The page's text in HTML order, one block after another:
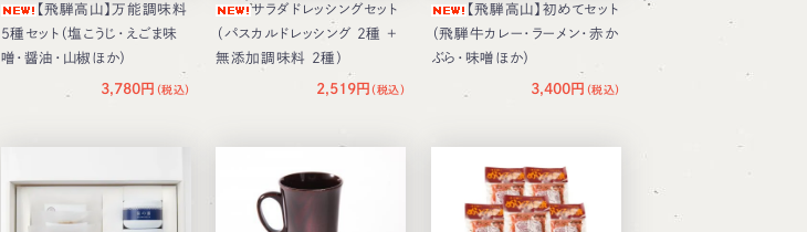
【飛騨高山】万能調味料
5種セット（塩こうじ・えごま味
噌・醤油・山椒ほか）
3,780円
サラダドレッシングセット
（パスカルドレッシング 2種 ＋
無添加調味料 2種）
2,519円
【飛騨高山】初めてセット
（飛騨牛カレー・ラーメン・赤か
ぶら・味噌ほか）
3,400円